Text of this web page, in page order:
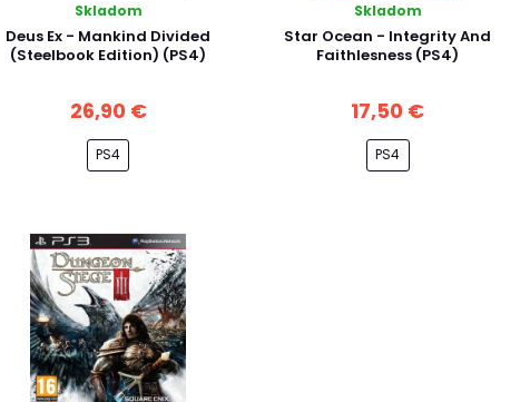
Skladom
Deus Ex - Mankind Divided
(Steelbook Edition) (PS4)
26,90 €
PS4
Skladom
Star Ocean - Integrity And
Faithlesness (PS4)
17,50 €
PS4